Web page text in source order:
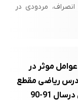
های اصلی کشور
های توسعه
توجه قرار گیرد.
کودک دارد. دانش
و نوشتن دانش ها،
مردودی در
موثر در
درس ریاضی مقطع
91-90